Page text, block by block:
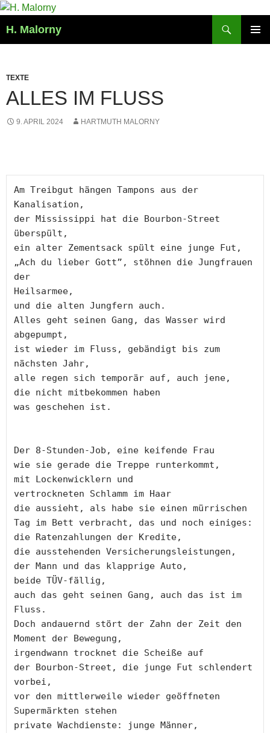
Zum
springen
H. Malorny
TEXTE
ALLES IM FLUSS
9. APRIL 2024 HARTMUTH MALORNY
Am Treibgut hängen Tampons aus der
Kanalisation,
der Mississippi hat die Bourbon-Street
überspült,
ein alter Zementsack spült eine junge Fut,
„Ach du lieber Gott”, stöhnen die Jungfrauen
der
Heilsarmee,
und die alten Jungfern auch.
Alles geht seinen Gang, das Wasser wird
abgepumpt,
ist wieder im Fluss, gebändigt bis zum
nächsten Jahr,
alle regen sich temporär auf, auch jene,
die nicht mitbekommen haben
was geschehen ist.
Der 8-Stunden-Job, eine keifende Frau
wie sie gerade die Treppe runterkommt,
mit Lockenwicklern und
vertrockneten Schlamm im Haar
die aussieht, als habe sie einen mürrischen
Tag im Bett verbracht, das und noch einiges:
die Ratenzahlungen der Kredite,
die ausstehenden Versicherungsleistungen,
der Mann und das klapprige Auto,
beide TÜV-fällig,
auch das geht seinen Gang, auch das ist im
Fluss.
Doch andauernd stört der Zahn der Zeit den
Moment der Bewegung,
irgendwann trocknet die Scheiße auf
der Bourbon-Street, die junge Fut schlendert
vorbei,
vor den mittlerweile wieder geöffneten
Supermärkten stehen
private Wachdienste: junge Männer,